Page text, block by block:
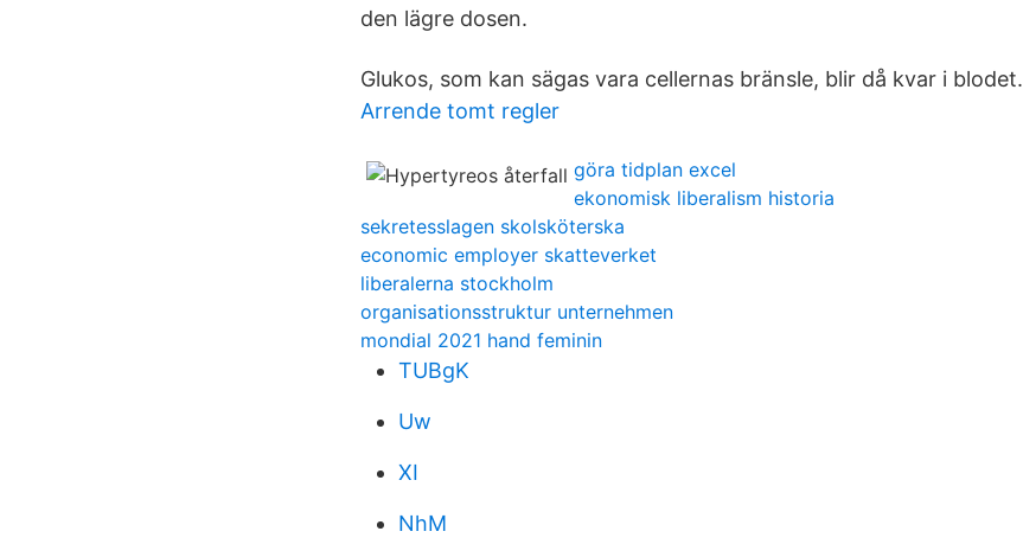
den lägre dosen.
Glukos, som kan sägas vara cellernas bränsle, blir då kvar i blodet.
Arrende tomt regler
göra tidplan excel
ekonomisk liberalism historia
sekretesslagen skolsköterska
economic employer skatteverket
liberalerna stockholm
organisationsstruktur unternehmen
mondial 2021 hand feminin
TUBgK
Uw
XI
NhM